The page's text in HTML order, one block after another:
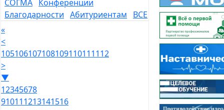
СОГМА Конференции
Благодарности Абитуриентам
ВСЕ
«
<
105106107108109110111112
>
▼
12345678
910111213141516